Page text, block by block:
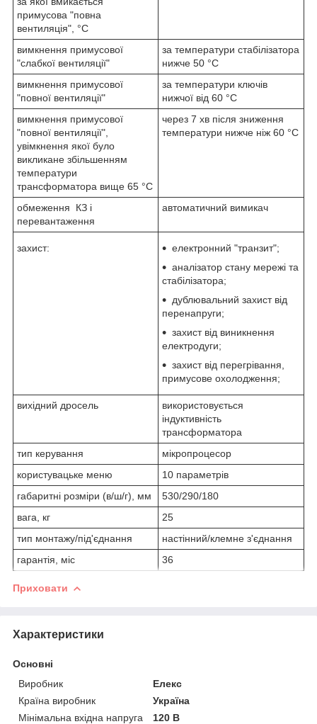
примусова "повна
вентиляція", °C
вимкнення примусової
"слабкої вентиляції"
за температури стабілізатора
нижче 50 °C
вимкнення примусової
"повної вентиляції"
за температури ключів
нижчої від 60 °C
вимкнення примусової
"повної вентиляції",
увімкнення якої було
викликане збільшенням
температури
трансформатора вище 65 °C
через 7 хв після зниження
температури нижче ніж 60 °C
обмеження КЗ і
перевантаження
автоматичний вимикач
захист:
електронний "транзит";
аналізатор стану мережі та
стабілізатора;
дублювальний захист від
перенапруги;
захист від виникнення
електродуги;
захист від перегрівання,
примусове охолодження;
вихідний дросель
використовується
індуктивність
трансформатора
тип керування
мікропроцесор
користувацьке меню
10 параметрів
габаритні розміри (в/ш/г), мм
530/290/180
вага, кг
25
тип монтажу/під'єднання
настінний/клемне з'єднання
гарантія, міс
36
Приховати
Характеристики
Основні
Виробник
Елекс
Країна виробник
Україна
Мінімальна вхідна напруга
120 В